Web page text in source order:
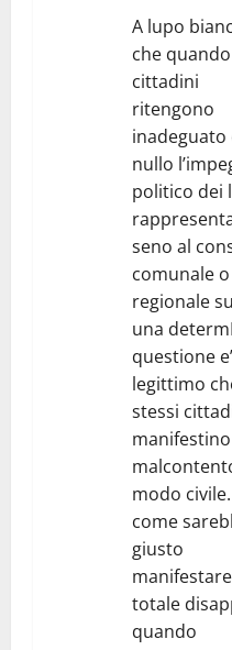
A lupo
che
cittadini
ritengono
inadeguato
nullo
politico dei
seno al
comunale o
regionale
una
questione e’
legittimo
stessi
modo civile.
come
giusto
totale
quando